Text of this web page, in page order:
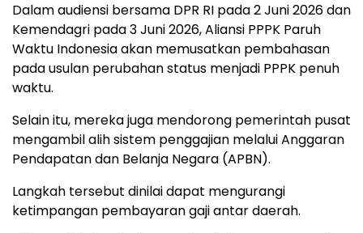
Dalam audiensi bersama DPR RI pada 2 Juni 2026 dan
Kemendagri pada 3 Juni 2026, Aliansi PPPK Paruh
Waktu Indonesia akan memusatkan pembahasan
pada usulan perubahan status menjadi PPPK penuh
waktu.
Selain itu, mereka juga mendorong pemerintah pusat
mengambil alih sistem penggajian melalui Anggaran
Pendapatan dan Belanja Negara (APBN).
Langkah tersebut dinilai dapat mengurangi
ketimpangan pembayaran gaji antar daerah.